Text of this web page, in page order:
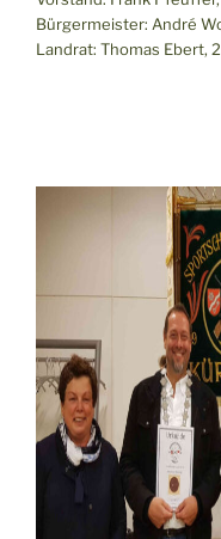
Bürgermeister: André
Landrat: Thomas Ebert,